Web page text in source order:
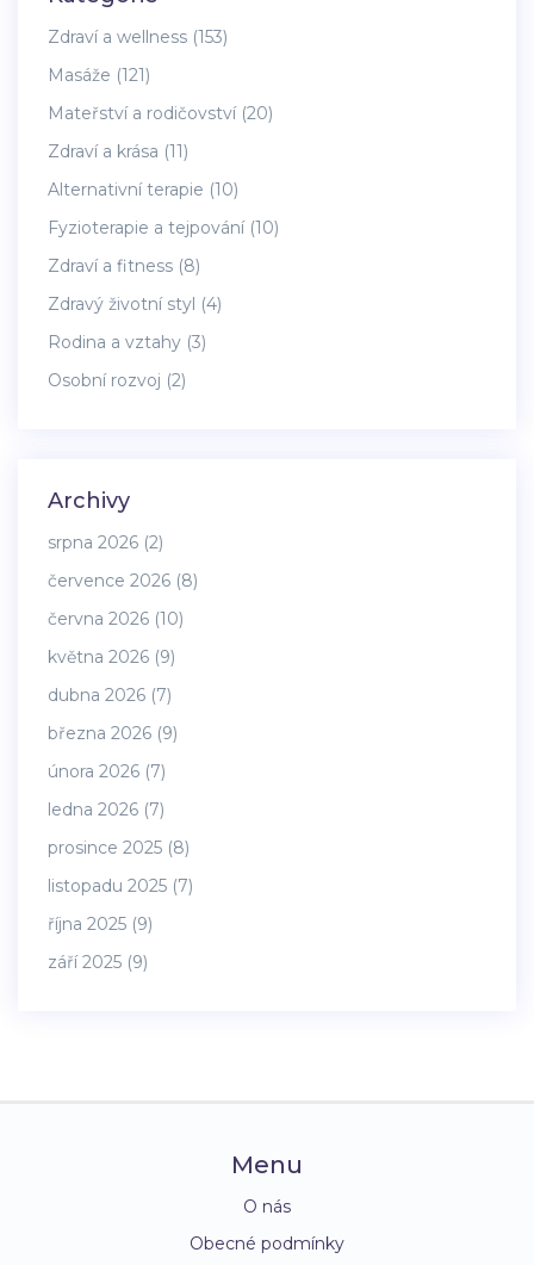
Zdraví a wellness (153)
Masáže (121)
Mateřství a rodičovství (20)
Zdraví a krása (11)
Alternativní terapie (10)
Fyzioterapie a tejpování (10)
Zdraví a fitness (8)
Zdravý životní styl (4)
Rodina a vztahy (3)
Osobní rozvoj (2)
Archivy
srpna 2026 (2)
července 2026 (8)
června 2026 (10)
května 2026 (9)
dubna 2026 (7)
března 2026 (9)
února 2026 (7)
ledna 2026 (7)
prosince 2025 (8)
listopadu 2025 (7)
října 2025 (9)
září 2025 (9)
Menu
O nás
Obecné podmínky